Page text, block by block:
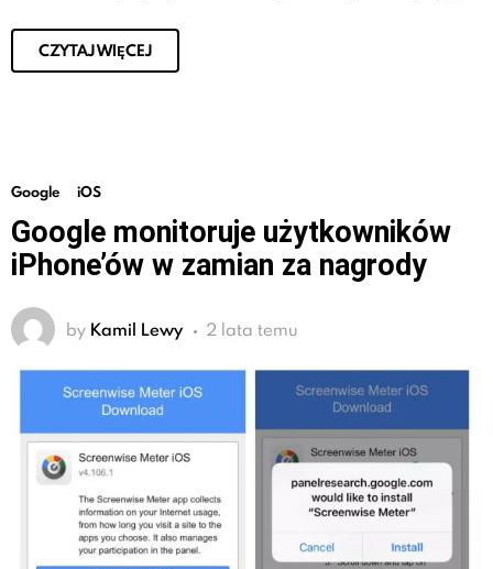
CZYTAJ WIĘCEJ
Google iOS
Google monitoruje użytkowników
iPhone’ów w zamian za nagrody
by Kamil Lewy 2 lata temu